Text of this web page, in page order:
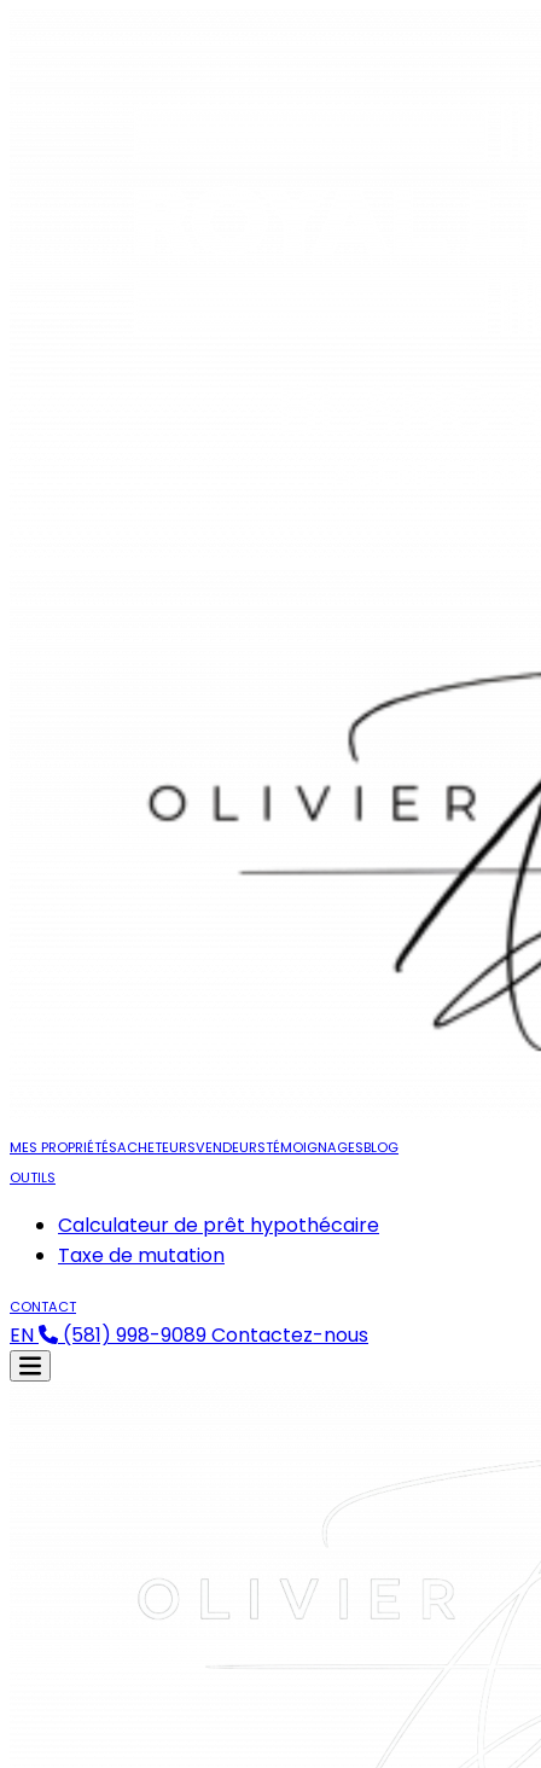
MES PROPRIÉTÉSACHETEURSVENDEURSTÉMOIGNAGESBLOG
OUTILS
Calculateur de prêt hypothécaire
Taxe de mutation
CONTACT
EN (581) 998-9089Contactez-nous